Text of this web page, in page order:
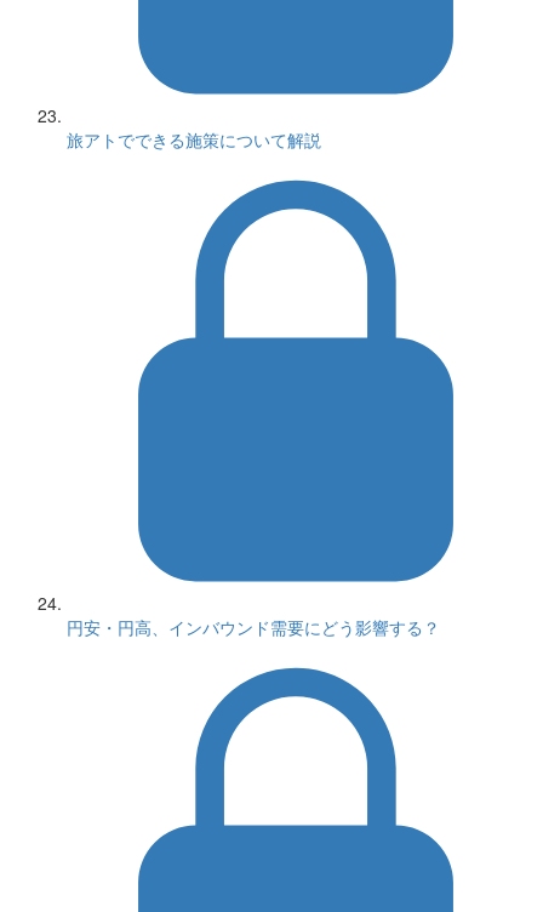
旅アトでできる施策について解説
円安・円高、インバウンド需要にどう影響する？